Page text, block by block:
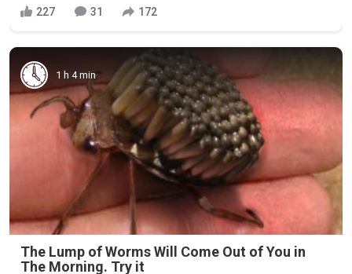
227 31 172
1 h 4 min
The Lump of Worms Will Come Out of You in
The Morning. Try it